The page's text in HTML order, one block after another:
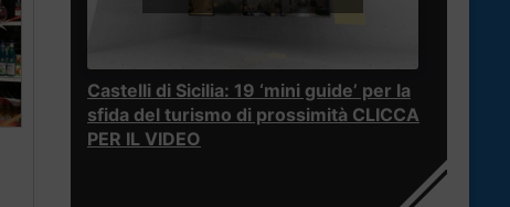
Castelli di Sicilia: 19 ‘mini guide’ per la
sfida del turismo di prossimità CLICCA
PER IL VIDEO